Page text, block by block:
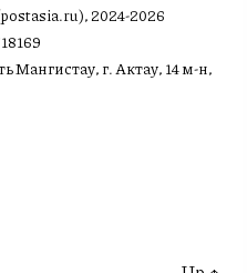
2024-2026
Мангистау, г. Актау, 14 м-н,